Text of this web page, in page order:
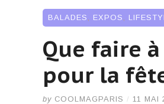
BALADES EXPOS
Que faire
pour la
by COOLMAGPARIS / 11 MAI